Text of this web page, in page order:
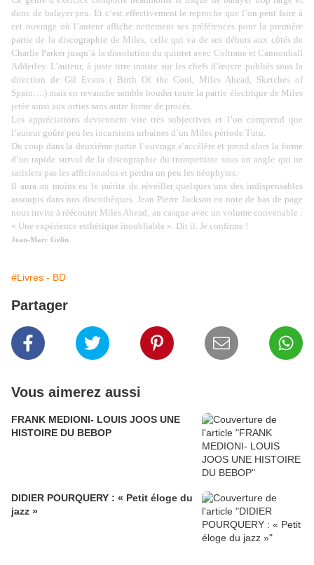
donc de balayer peu. Et c’est effectivement le reproche que l’on peut faire à
cet ouvrage où l’auteur affiche nettement ses préférences pour la première
partie de la discographie de Miles, celle qui va de ses débuts aux côtés de
Charlie Parker jusqu’à la dissolution du quintet avec Coltrane et Cannonball
Adderley. L’auteur, à juste titre insiste sur les chefs d’œuvre publiés sous la
direction de Gil Evans ( Birth Of the Cool, Miles Ahead, Sketches of
Spain….) mais en revanche semble bouder toute la partie électrique de Miles
jetée ainsi aux orties sans autre forme de procès.
Les appréciations deviennent vite très subjectives et l’on comprend que
l’auteur goûte peu les incursions urbaines d’un Miles période Tutu.
Du coup dans la deuxième partie l’ouvrage s’accélère et prend alors la forme
d’un rapide survol de la discographie du trompettiste sous un angle qui ne
satisfera pas les afficionados et perdra un peu les néophytes.
Il aura au moins eu le mérite de réveiller quelques uns des indispensables
assoupis dans nos discothèques. Jean Pierre Jackson en note de bas de page
nous invite à réécouter Miles Ahead, au casque avec un volume convenable :
« Une expérience esthétique inoubliable ». Dit il. Je confirme !
Jean-Marc Gelin
#Livres - BD
Partager
Vous aimerez aussi
FRANK MEDIONI- LOUIS JOOS UNE
HISTOIRE DU BEBOP
DIDIER POURQUERY : « Petit éloge du
jazz »